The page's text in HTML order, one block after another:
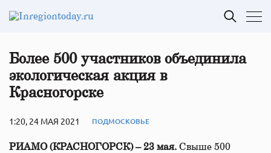
Более 500 участников объединила
экологическая акция в
Красногорске
1:20, 24 МАЯ 2021 ПОДМОСКОВЬЕ
РИАМО (КРАСНОГОРСК) – 23 мая. Свыше 500